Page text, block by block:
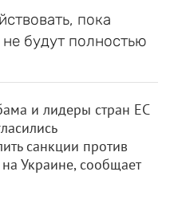
пока
будут полностью
и лидеры стран ЕС
санкции против
Украине, сообщает